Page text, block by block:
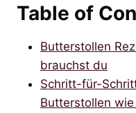
Table of
Butterstollen
brauchst du
Schritt-für-
Butterstollen